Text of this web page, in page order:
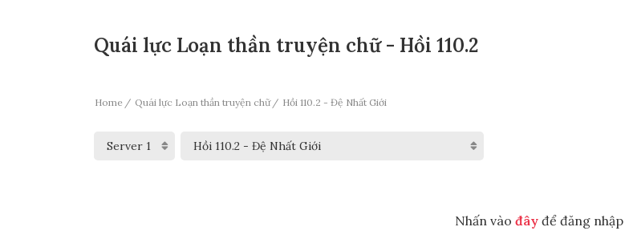
Quái lực Loạn thần truyện chữ - Hồi 110.2
Home Quái lực Loạn thần truyện chữ Hồi 110.2 - Đệ Nhất Giới
Nhấn vào đây để đăng nhập